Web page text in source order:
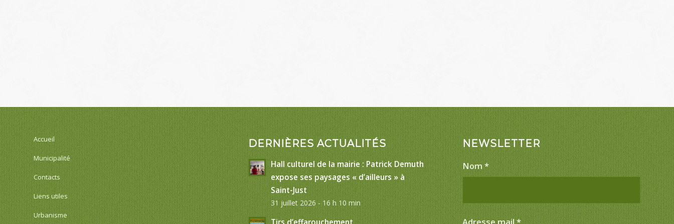
Accueil
Municipalité
Contacts
Liens utiles
Urbanisme
DERNIÈRES ACTUALITÉS
Hall culturel de la mairie : Patrick Demuth
expose ses paysages « d’ailleurs » à
Saint-Just
31 juillet 2026 - 16 h 10 min
Tirs d’effarouchement
NEWSLETTER
Nom*